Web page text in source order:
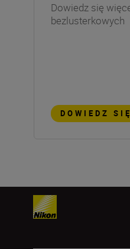
Dowiedz się
bezlusterkowych
DOWIEDZ